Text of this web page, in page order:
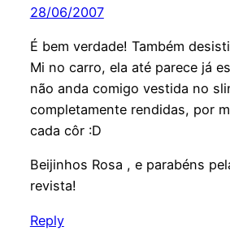
28/06/2007
É bem verdade! Também
Mi no carro, ela até parece já
não anda comigo vestida no
completamente rendidas, por
cada côr :D
Beijinhos Rosa , e parabéns
revista!
Reply